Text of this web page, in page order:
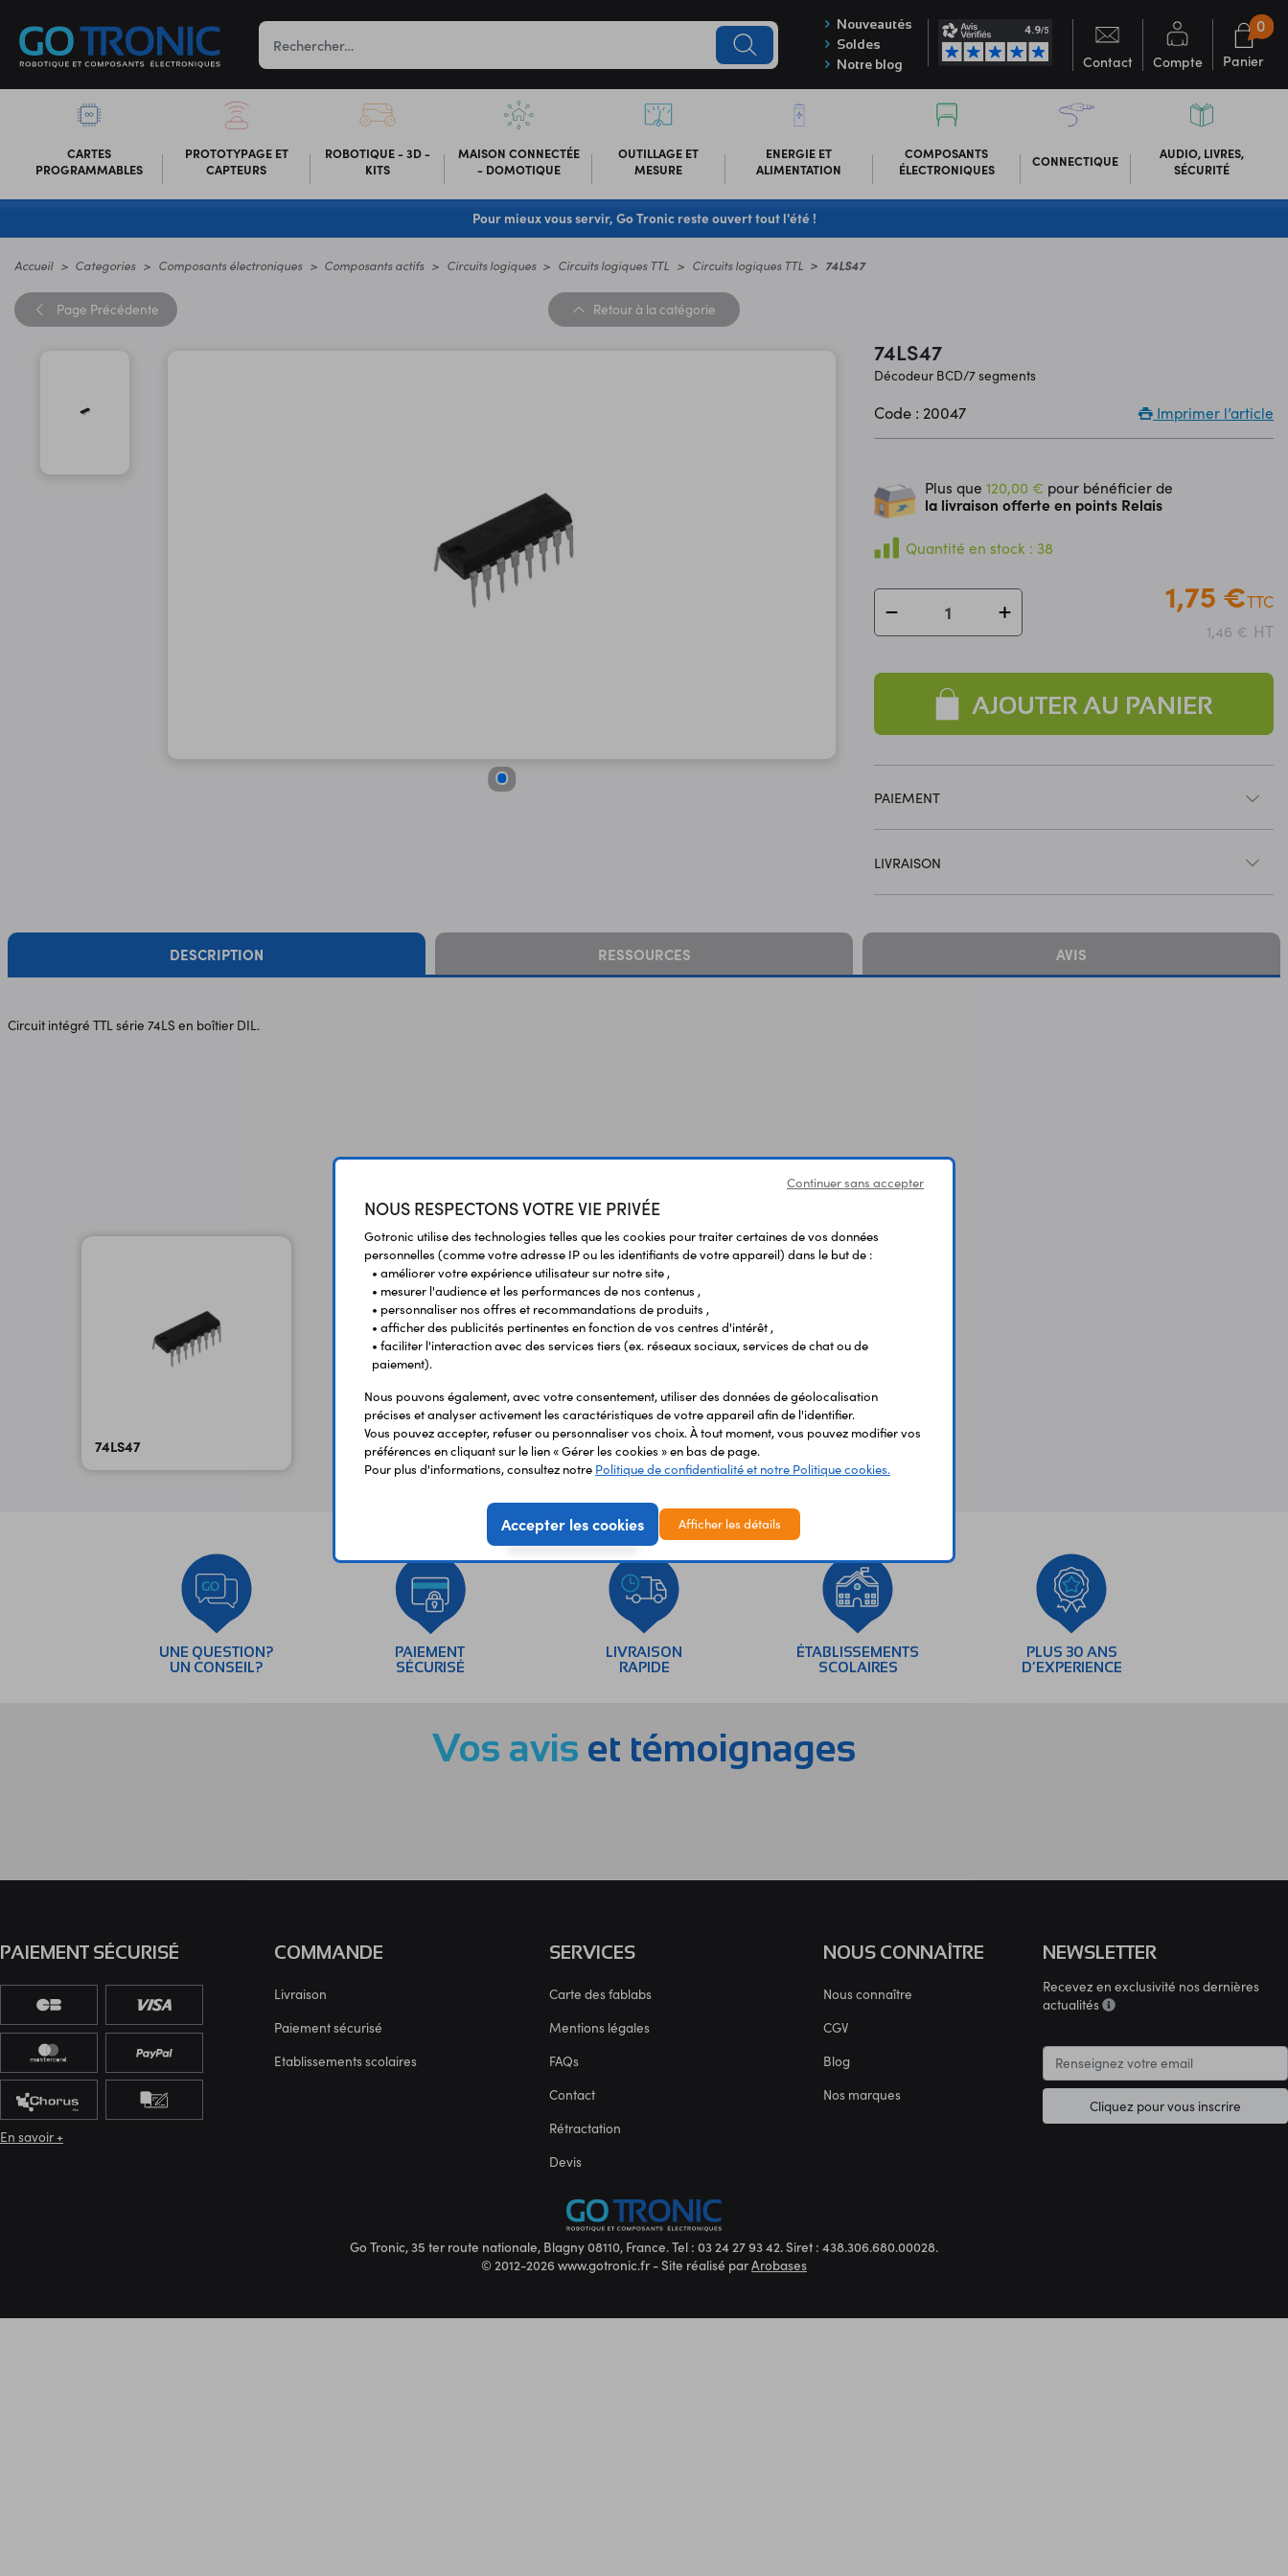
Nouveautés
Soldes
Notre blog
Contact Compte Panier
0
CARTES
PROGRAMMABLES
PROTOTYPAGE ET
CAPTEURS
ROBOTIQUE - 3D -
KITS
MAISON CONNECTÉE
- DOMOTIQUE
OUTILLAGE ET
MESURE
ENERGIE ET
ALIMENTATION
COMPOSANTS
ÉLECTRONIQUES
CONNECTIQUE
AUDIO, LIVRES,
SÉCURITÉ
Pour mieux vous servir, Go Tronic reste ouvert tout l'été !
Accueil Categories Composants électroniques Composants actifs Circuits logiques Circuits logiques TTL Circuits logiques TTL 74LS47
Page Précédente Retour à la catégorie
74LS47
Décodeur BCD/7 segments
Code : 20047 Imprimer l’article
Plus que120,00 € pour bénéficier de
la livraison offerte en points Relais
Quantité en stock : 38
1,75 €TTC
1,46 € HT
AJOUTER AU PANIER
PAIEMENT
LIVRAISON
DESCRIPTION RESSOURCES AVIS
Circuit intégré TTL série 74LS en boîtier DIL.
Vous avez déja consulté
74LS47
UNE QUESTION?
UN CONSEIL?
PAIEMENT
SÉCURISÉ
LIVRAISON
RAPIDE
ÉTABLISSEMENTS
SCOLAIRES
PLUS 30 ANS
D’EXPERIENCE
Vos avis et témoignages
COMMANDE
Livraison
Paiement sécurisé
Etablissements scolaires
SERVICES
Carte des fablabs
Mentions légales
FAQs
Contact
Rétractation
Devis
NOUS CONNAÎTRE
Nous connaître
CGV
Blog
Nos marques
NEWSLETTER
Recevez en exclusivité nos dernières
actualités
Cliquez pour vous inscrire
PAIEMENT SÉCURISÉ
En savoir +
Go Tronic, 35 ter route nationale, Blagny 08110, France. Tel : 03 24 27 93 42. Siret : 438.306.680.00028.
© 2012-2026 www.gotronic.fr - Site réalisé parArobases
Continuer sans accepter
NOUS RESPECTONS VOTRE VIE PRIVÉE
Gotronic utilise des technologies telles que les cookies pour traiter certaines de vos données
personnelles (comme votre adresse IP ou les identifiants de votre appareil) dans le but de :
• améliorer votre expérience utilisateur sur notre site ,
• mesurer l'audience et les performances de nos contenus ,
• personnaliser nos offres et recommandations de produits ,
• afficher des publicités pertinentes en fonction de vos centres d'intérêt ,
• faciliter l'interaction avec des services tiers (ex. réseaux sociaux, services de chat ou de
paiement).
Nous pouvons également, avec votre consentement, utiliser des données de géolocalisation
précises et analyser activement les caractéristiques de votre appareil afin de l'identifier.
Vous pouvez accepter, refuser ou personnaliser vos choix. À tout moment, vous pouvez modifier vos
préférences en cliquant sur le lien « Gérer les cookies » en bas de page.
Pour plus d'informations, consultez notre Politique de confidentialité et notre Politique cookies.
Accepter les cookies Afficher les détails